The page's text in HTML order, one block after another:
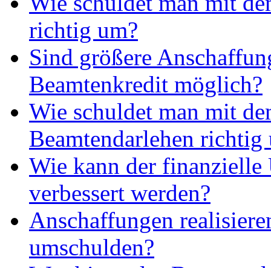
richtig um?
Sind größere
Beamtenkredit möglich?
Wie schuldet man mit
Beamtendarlehen richtig
Wie kann der
verbessert werden?
Anschaffungen
umschulden?